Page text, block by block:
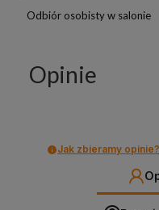
Odbiór osobisty w salonie
Opinie
Jak zbieramy opinie?